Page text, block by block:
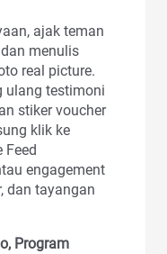
ajak teman
menulis
real picture.
ulang testimoni
stiker voucher
klik ke
Feed
engagement
dan tayangan
Program